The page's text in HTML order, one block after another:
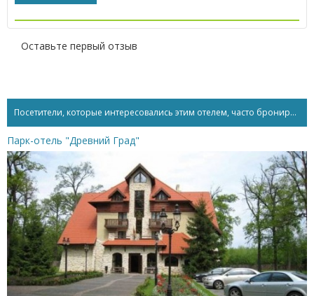
Оставьте первый отзыв
Посетители, которые интересовались этим отелем, часто бронируют...
Парк-отель "Древний Град"